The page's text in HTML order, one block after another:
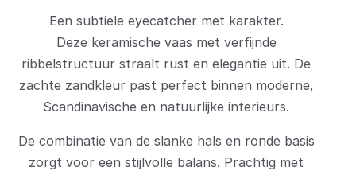
Een subtiele eyecatcher met karakter.
Deze keramische vaas met verfijnde
ribbelstructuur straalt rust en elegantie uit. De
zachte zandkleur past perfect binnen moderne,
Scandinavische en natuurlijke interieurs.
De combinatie van de slanke hals en ronde basis
zorgt voor een stijlvolle balans. Prachtig met